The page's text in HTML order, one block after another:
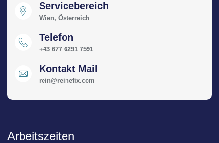
Servicebereich
Wien, Österreich
Telefon
+43 677 6291 7591
Kontakt Mail
rein@reinefix.com
Arbeitszeiten